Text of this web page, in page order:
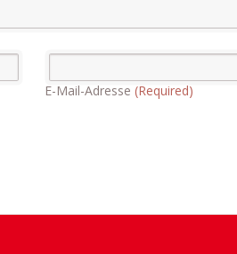
E-Mail-Adresse(Required)